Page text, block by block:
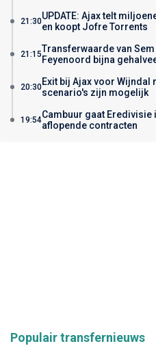
21:30UPDATE: Ajax telt
en koopt Jofre Torrents
21:15Transferwaarde van
Feyenoord bijna
20:30Exit bij Ajax voor
scenario's zijn mogelijk
19:54Cambuur gaat Eredivisie
aflopende contracten
Populair transfernieuws